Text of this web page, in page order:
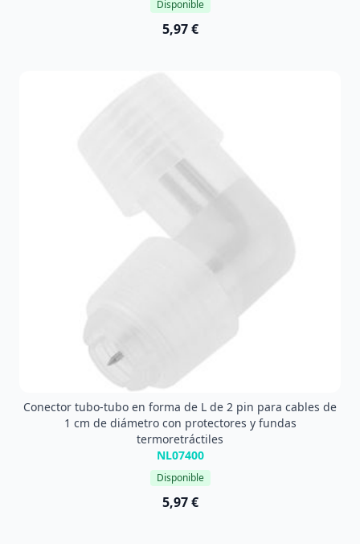
Disponible
5,97 €
Conector tubo-tubo en forma de L de 2 pin para cables de
1 cm de diámetro con protectores y fundas
termoretráctiles
NL07400
Disponible
5,97 €